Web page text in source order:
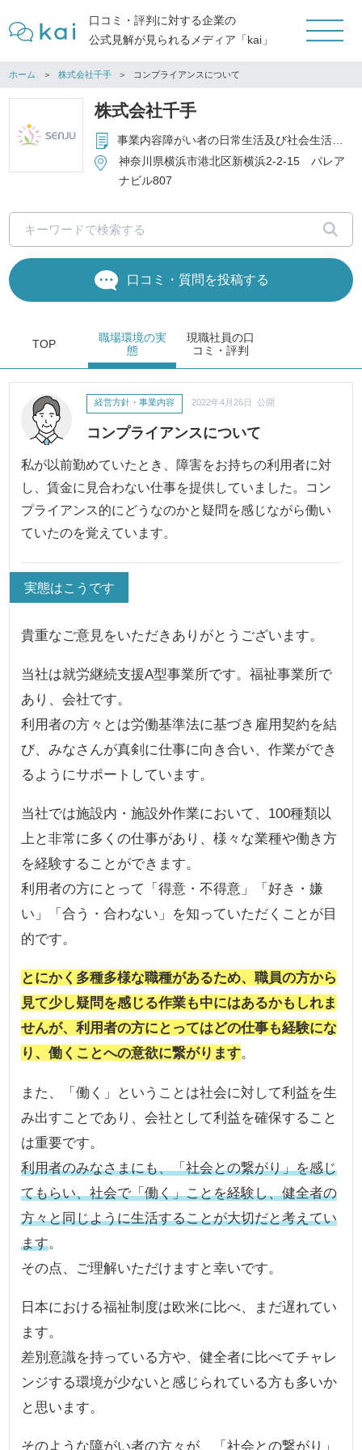
口コミ・評判に対する企業の
公式見解が見られるメディア「kai」
ホーム 株式会社千手 コンプライアンスについて
株式会社千手
事業内容障がい者の日常生活及び社会生活を総合的に支援するための法律に基づく障がい福祉サービス事業
神奈川県横浜市港北区新横浜2-2-15 パレア
ナビル807
口コミ・質問を投稿する
TOP
職場環境の実
態
現職社員の口
コミ・評判
コンプライアンスについて
経営方針・事業内容 2022年4月26日 公開
私が以前勤めていたとき、障害をお持ちの利用者に対
し、賃金に見合わない仕事を提供していました。コン
プライアンス的にどうなのかと疑問を感じながら働い
ていたのを覚えています。
実態はこうです
貴重なご意見をいただきありがとうございます。
当社は就労継続支援A型事業所です。福祉事業所で
あり、会社です。
利用者の方々とは労働基準法に基づき雇用契約を結
び、みなさんが真剣に仕事に向き合い、作業ができ
るようにサポートしています。
当社では施設内・施設外作業において、100種類以
上と非常に多くの仕事があり、様々な業種や働き方
を経験することができます。
利用者の方にとって「得意・不得意」「好き・嫌
い」「合う・合わない」を知っていただくことが目
的です。
とにかく多種多様な職種があるため、職員の方から
見て少し疑問を感じる作業も中にはあるかもしれま
せんが、利用者の方にとってはどの仕事も経験にな
り、働くことへの意欲に繋がります。
また、「働く」ということは社会に対して利益を生
み出すことであり、会社として利益を確保すること
は重要です。
利用者のみなさまにも、「社会との繋がり」を感じ
てもらい、社会で「働く」ことを経験し、健全者の
方々と同じように生活することが大切だと考えてい
ます。
その点、ご理解いただけますと幸いです。
日本における福祉制度は欧米に比べ、まだ遅れてい
ます。
差別意識を持っている方や、健全者に比べてチャレ
ンジする環境が少ないと感じられている方も多いか
と思います。
そのような障がい者の方々が、「社会との繋がり」